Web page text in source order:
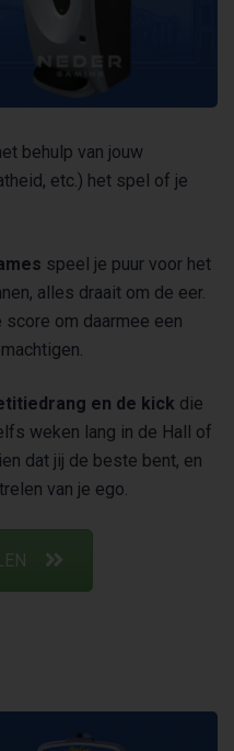
behulp van jouw
etc.) het spel of je
speel je puur voor het
alles draait om de eer.
om daarmee een
en de kick die
weken lang in de Hall of
dat jij de beste bent, en
van je ego.